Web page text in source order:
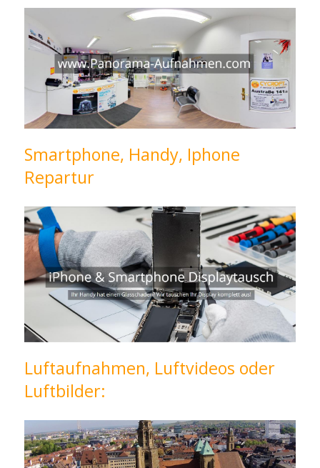
Smartphone, Handy, Iphone
Repartur
Luftaufnahmen, Luftvideos oder
Luftbilder: